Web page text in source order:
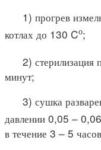
1) прогрев
котлах до 130 Cо;
2) стерилизация
минут;
3) сушка
давлении 0,05 –
в течение 3 – 5